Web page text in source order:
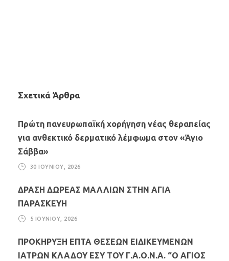
Σχετικά Άρθρα
Πρώτη πανευρωπαϊκή χορήγηση νέας θεραπείας
για ανθεκτικό δερματικό λέμφωμα στον «Άγιο
Σάββα»
30 ΙΟΥΝΊΟΥ, 2026
ΔΡΑΣΗ ΔΩΡΕΑΣ ΜΑΛΛΙΩΝ ΣΤΗΝ ΑΓΙΑ
ΠΑΡΑΣΚΕΥΗ
5 ΙΟΥΝΊΟΥ, 2026
ΠΡΟΚΗΡΥΞΗ ΕΠΤΑ ΘΕΣΕΩΝ ΕΙΔΙΚΕΥΜΕΝΩΝ
ΙΑΤΡΩΝ ΚΛΑΔΟΥ ΕΣΥ ΤΟΥ Γ.Α.Ο.Ν.Α. “Ο ΑΓΙΟΣ